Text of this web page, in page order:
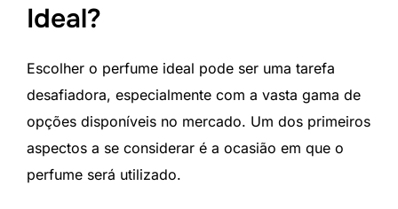
Ideal?
Escolher o perfume ideal pode ser uma tarefa
desafiadora, especialmente com a vasta gama de
opções disponíveis no mercado. Um dos primeiros
aspectos a se considerar é a ocasião em que o
perfume será utilizado.